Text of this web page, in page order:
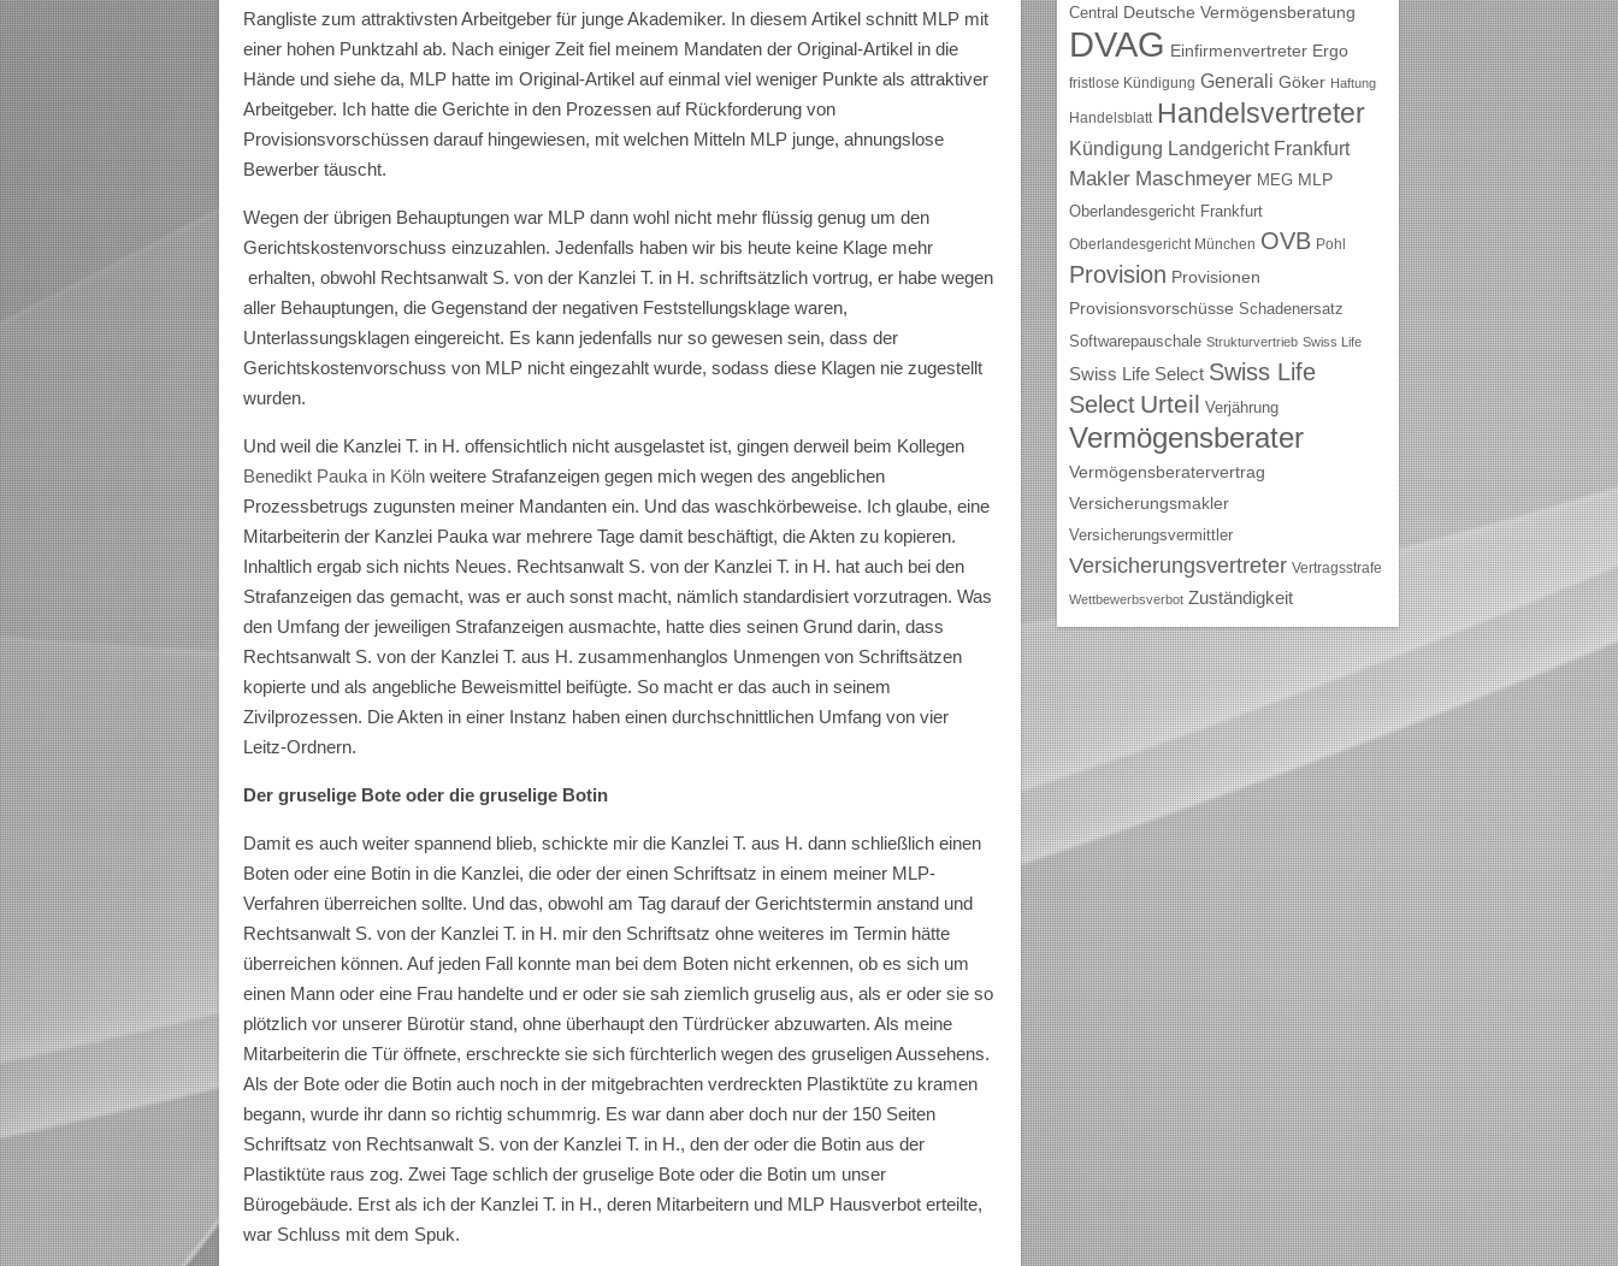
Rangliste zum attraktivsten Arbeitgeber für junge Akademiker. In diesem Artikel schnitt MLP mit
einer hohen Punktzahl ab. Nach einiger Zeit fiel meinem Mandaten der Original-Artikel in die
Hände und siehe da, MLP hatte im Original-Artikel auf einmal viel weniger Punkte als attraktiver
Arbeitgeber. Ich hatte die Gerichte in den Prozessen auf Rückforderung von
Provisionsvorschüssen darauf hingewiesen, mit welchen Mitteln MLP junge, ahnungslose
Bewerber täuscht.
Wegen der übrigen Behauptungen war MLP dann wohl nicht mehr flüssig genug um den
Gerichtskostenvorschuss einzuzahlen. Jedenfalls haben wir bis heute keine Klage mehr
erhalten, obwohl Rechtsanwalt S. von der Kanzlei T. in H. schriftsätzlich vortrug, er habe wegen
aller Behauptungen, die Gegenstand der negativen Feststellungsklage waren,
Unterlassungsklagen eingereicht. Es kann jedenfalls nur so gewesen sein, dass der
Gerichtskostenvorschuss von MLP nicht eingezahlt wurde, sodass diese Klagen nie zugestellt
wurden.
Und weil die Kanzlei T. in H. offensichtlich nicht ausgelastet ist, gingen derweil beim Kollegen
Benedikt Pauka in Kölnweitere Strafanzeigen gegen mich wegen des angeblichen
Prozessbetrugs zugunsten meiner Mandanten ein. Und das waschkörbeweise. Ich glaube, eine
Mitarbeiterin der Kanzlei Pauka war mehrere Tage damit beschäftigt, die Akten zu kopieren.
Inhaltlich ergab sich nichts Neues. Rechtsanwalt S. von der Kanzlei T. in H. hat auch bei den
Strafanzeigen das gemacht, was er auch sonst macht, nämlich standardisiert vorzutragen. Was
den Umfang der jeweiligen Strafanzeigen ausmachte, hatte dies seinen Grund darin, dass
Rechtsanwalt S. von der Kanzlei T. aus H. zusammenhanglos Unmengen von Schriftsätzen
kopierte und als angebliche Beweismittel beifügte. So macht er das auch in seinem
Zivilprozessen. Die Akten in einer Instanz haben einen durchschnittlichen Umfang von vier
Leitz-Ordnern.
Der gruselige Bote oder die gruselige Botin
Damit es auch weiter spannend blieb, schickte mir die Kanzlei T. aus H. dann schließlich einen
Boten oder eine Botin in die Kanzlei, die oder der einen Schriftsatz in einem meiner MLP-
Verfahren überreichen sollte. Und das, obwohl am Tag darauf der Gerichtstermin anstand und
Rechtsanwalt S. von der Kanzlei T. in H. mir den Schriftsatz ohne weiteres im Termin hätte
überreichen können. Auf jeden Fall konnte man bei dem Boten nicht erkennen, ob es sich um
einen Mann oder eine Frau handelte und er oder sie sah ziemlich gruselig aus, als er oder sie so
plötzlich vor unserer Bürotür stand, ohne überhaupt den Türdrücker abzuwarten. Als meine
Mitarbeiterin die Tür öffnete, erschreckte sie sich fürchterlich wegen des gruseligen Aussehens.
Als der Bote oder die Botin auch noch in der mitgebrachten verdreckten Plastiktüte zu kramen
begann, wurde ihr dann so richtig schummrig. Es war dann aber doch nur der 150 Seiten
Schriftsatz von Rechtsanwalt S. von der Kanzlei T. in H., den der oder die Botin aus der
Plastiktüte raus zog. Zwei Tage schlich der gruselige Bote oder die Botin um unser
Bürogebäude. Erst als ich der Kanzlei T. in H., deren Mitarbeitern und MLP Hausverbot erteilte,
war Schluss mit dem Spuk.
Central Deutsche Vermögensberatung
DVAG Einfirmenvertreter Ergo
fristlose Kündigung Generali Göker Haftung
Handelsblatt Handelsvertreter
Kündigung Landgericht Frankfurt
Makler Maschmeyer MEG MLP
Oberlandesgericht Frankfurt
Oberlandesgericht München OVB Pohl
Provision Provisionen
Provisionsvorschüsse Schadenersatz
Softwarepauschale Strukturvertrieb Swiss Life
Swiss Life Select Swiss Life
Select Urteil Verjährung
Vermögensberater
Vermögensberatervertrag
Versicherungsmakler
Versicherungsvermittler
Versicherungsvertreter Vertragsstrafe
Wettbewerbsverbot Zuständigkeit